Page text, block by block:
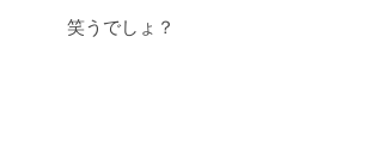
笑うでしょ？